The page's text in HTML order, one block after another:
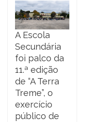
A Escola
Secundária
foi palco da
11.ª edição
de “A Terra
Treme”, o
exercício
público de